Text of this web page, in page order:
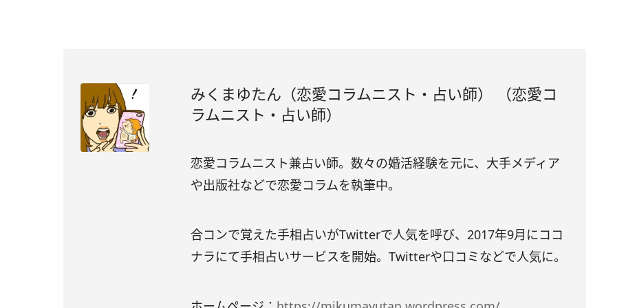
みくまゆたん（恋愛コラムニスト・占い師） （恋愛コ
ラムニスト・占い師）
恋愛コラムニスト兼占い師。数々の婚活経験を元に、大手メディア
や出版社などで恋愛コラムを執筆中。
合コンで覚えた手相占いがTwitterで人気を呼び、2017年9月にココ
ナラにて手相占いサービスを開始。Twitterや口コミなどで人気に。